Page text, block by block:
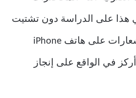
هذا على الدراسة دون تشتيت
من التطبيقات والإشعارات على هاتف iPhone
في الواقع على إنجاز